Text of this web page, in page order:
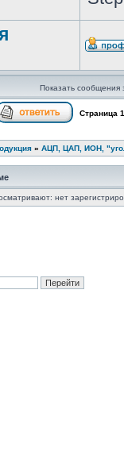
Показать сообщения
Страница 1
» АЦП, ЦАП, ИОН,
нет